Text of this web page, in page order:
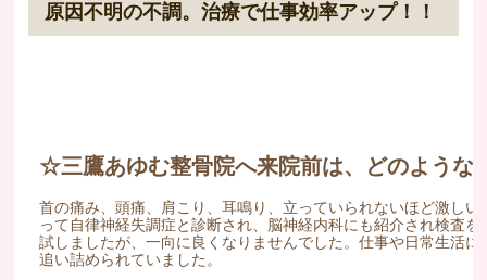
原因不明の不調。治療で仕事効率アップ！！
☆三鷹あゆむ整骨院へ来院前は、どのような
首の痛み、頭痛、肩こり、耳鳴り、立っていられないほど激し
って自律神経失調症と診断され、脳神経内科にも紹介され検査
試しましたが、一向に良くなりませんでした。仕事や日常生活
追い詰められていました。